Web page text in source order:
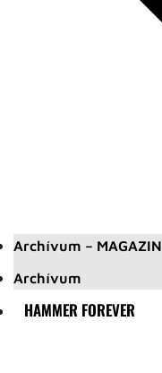
Archívum – MAGAZIN
Archívum
HAMMER FOREVER